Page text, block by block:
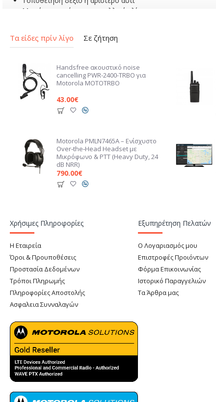
Μικρόφωνο πέτου με μεταλλικό κλίπ
Τα είδες πρίν λίγο Σε ζήτηση
Handsfree ακουστικό noise
cancelling PWR-2400-TRBO για
Motorola MOTOTRBO
43.00€
Motorola PMLN7465A – Ενίσχυστο
Over‑the‑Head Headset με
Μικρόφωνο & PTT (Heavy Duty, 24
dB NRR)
790.00€
Χρήσιμες Πληροφορίες
Η Εταιρεία
Όροι & Προυποθέσεις
Προστασία Δεδομένων
Τρόποι Πληρωμής
Πληροφορίες Αποστολής
Ασφαλεια Συνναλαγών
Εξυπηρέτηση Πελατών
Ο Λογαριασμός μου
Επιστροφές Προιόντων
Φόρμα Επικοινωνίας
Ιστορικό Παραγγελιών
Τα Άρθρα μας